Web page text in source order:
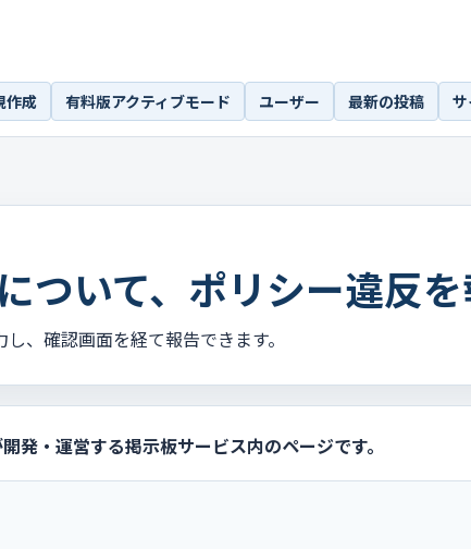
作成 有料版アクティブモード ユーザー 最新の投稿
ついて、ポリシー違反
、確認画面を経て報告できます。
発・運営する掲示板サービス内のページです。